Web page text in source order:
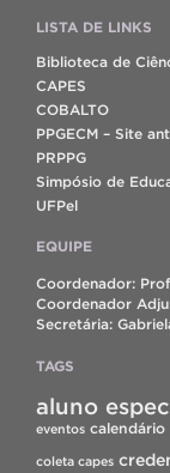
LISTA DE LINKS
Biblioteca de
CAPES
COBALTO
PPGECM – Site
PRPPG
Simpósio de
UFPel
EQUIPE
Coordenador:
Coordenador
Secretária:
TAGS
aluno
eventos calendário
coleta capes